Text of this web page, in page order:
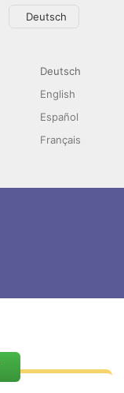
Sprache auswählen
Deutsch
Deutsch
English
Español
Français